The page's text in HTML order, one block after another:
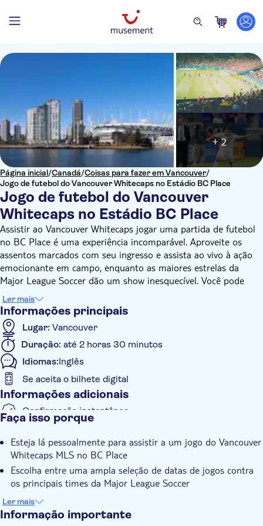
Página inicial/Canadá/Coisas para fazer em Vancouver/
Jogo de futebol do Vancouver Whitecaps no Estádio BC Place
Jogo de futebol do Vancouver
Whitecaps no Estádio BC Place
+ 2
Assistir ao Vancouver Whitecaps jogar uma partida de futebol
no BC Place é uma experiência incomparável. Aproveite os
assentos marcados com seu ingresso e assista ao vivo à ação
emocionante em campo, enquanto as maiores estrelas da
Major League Soccer dão um show inesquecível. Você pode
escolher entre as seguintes opções disponíveis na caixa de
pedidos:
Opção 1: Assentos econômicos
Opção 2: Assentos regulares
Opção 3: Assentos Premium
Sendo um dos três únicos times canadenses na MLS, o
Vancouver Whitecaps proporciona uma experiência única na
MLS, oferecendo uma visão incrível da cultura do futebol
canadense. Com as Montanhas North Shore e o horizonte de
assistir a um jogo de futebol na MLS. Tendo tido um
desempenho admirável tanto no cenário nacional quanto no
continental na temporada passada, o Whitecaps busca a glória
com seu elenco empolgante. Com uma ampla gama de
disposição, seja você um viajante solo ou acompanhado de
amigos e entes queridos, uma viagem ao estádio para assistir
Ler mais
Informações principais
Lugar: Vancouver
Duração: até 2 horas 30 minutos
Idiomas:Inglês
Se aceita o bilhete digital
Informações adicionais
Confirmação instantânea
Voucher eletrônico
Faça isso porque
Esteja lá pessoalmente para assistir a um jogo do Vancouver
Whitecaps MLS no BC Place
Escolha entre uma ampla seleção de datas de jogos contra
os principais times da Major League Soccer
Receba um ingresso móvel enviado diretamente para seu
telefone para uma entrada conveniente no local
Ler mais
Informação importante